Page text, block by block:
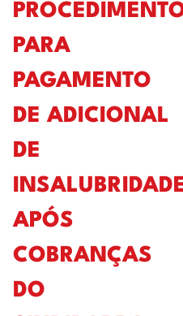
PARA
PAGAMENTO
DE ADICIONAL
DE
APÓS
COBRANÇAS
DO